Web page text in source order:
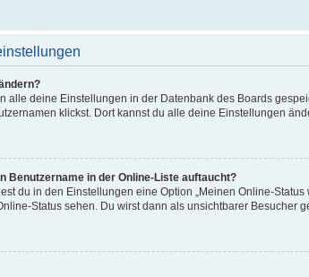
alle deine Einstellungen in der Datenbank des Boards
klickst. Dort kannst du alle deine Einstellungen
Benutzername in der Online-Liste auftaucht?
du in den Einstellungen eine Option „Meinen Online-
Status sehen. Du wirst dann als unsichtbarer Besucher